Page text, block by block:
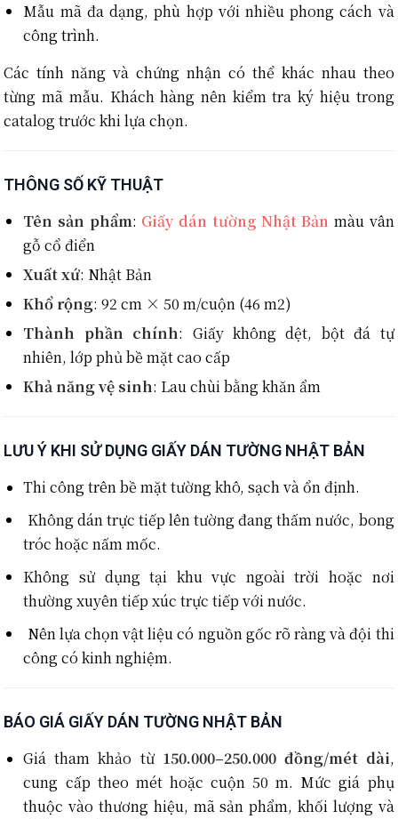
Mẫu mã đa dạng, phù hợp với nhiều phong cách và
công trình.
Các tính năng và chứng nhận có thể khác nhau theo
từng mã mẫu. Khách hàng nên kiểm tra ký hiệu trong
catalog trước khi lựa chọn.
THÔNG SỐ KỸ THUẬT
Tên sản phẩm: Giấy dán tường Nhật Bản màu vân
gỗ cổ điển
Xuất xứ: Nhật Bản
Khổ rộng: 92 cm × 50 m/cuộn (46 m2)
Thành phần chính: Giấy không dệt, bột đá tự
nhiên, lớp phủ bề mặt cao cấp
Khả năng vệ sinh: Lau chùi bằng khăn ẩm
LƯU Ý KHI SỬ DỤNG GIẤY DÁN TƯỜNG NHẬT BẢN
Thi công trên bề mặt tường khô, sạch và ổn định.
Không dán trực tiếp lên tường đang thấm nước, bong
tróc hoặc nấm mốc.
Không sử dụng tại khu vực ngoài trời hoặc nơi
thường xuyên tiếp xúc trực tiếp với nước.
Nên lựa chọn vật liệu có nguồn gốc rõ ràng và đội thi
công có kinh nghiệm.
BÁO GIÁ GIẤY DÁN TƯỜNG NHẬT BẢN
Giá tham khảo từ 150.000–250.000 đồng/mét dài,
cung cấp theo mét hoặc cuộn 50 m. Mức giá phụ
thuộc vào thương hiệu, mã sản phẩm, khối lượng và